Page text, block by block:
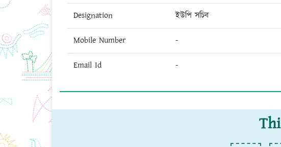
Designation ইউপি সচিব
Mobile Number -
Email Id -